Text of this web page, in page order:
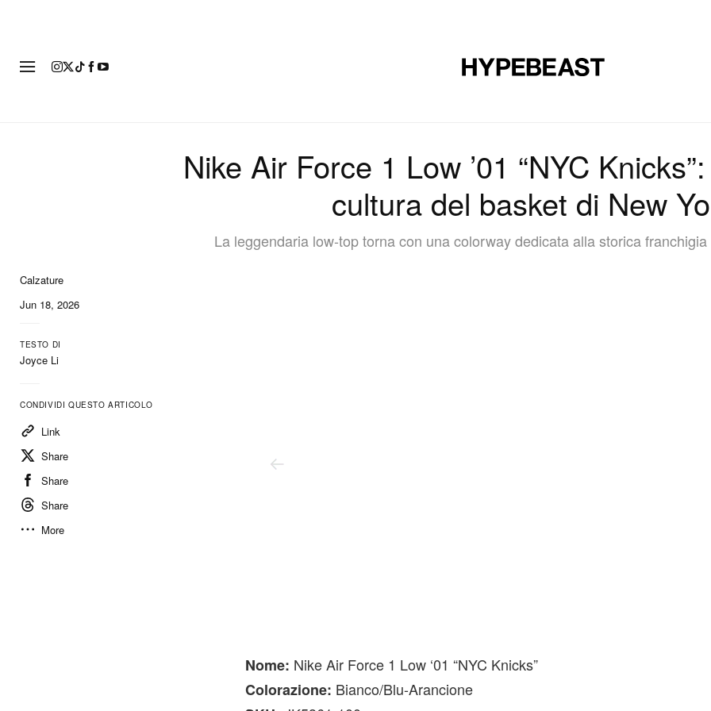
Nike Air Force 1 Low ’01 “NYC
cultura del basket di New
La leggendaria low-top torna con una colorway dedicata alla storica
Calzature
Jun 18, 2026
TESTO DI
Joyce Li
CONDIVIDI QUESTO ARTICOLO
Link
Share
Share
Share
More
Nome: Nike Air Force 1 Low ‘01 “NYC Knicks”
Colorazione: Bianco/Blu-Arancione